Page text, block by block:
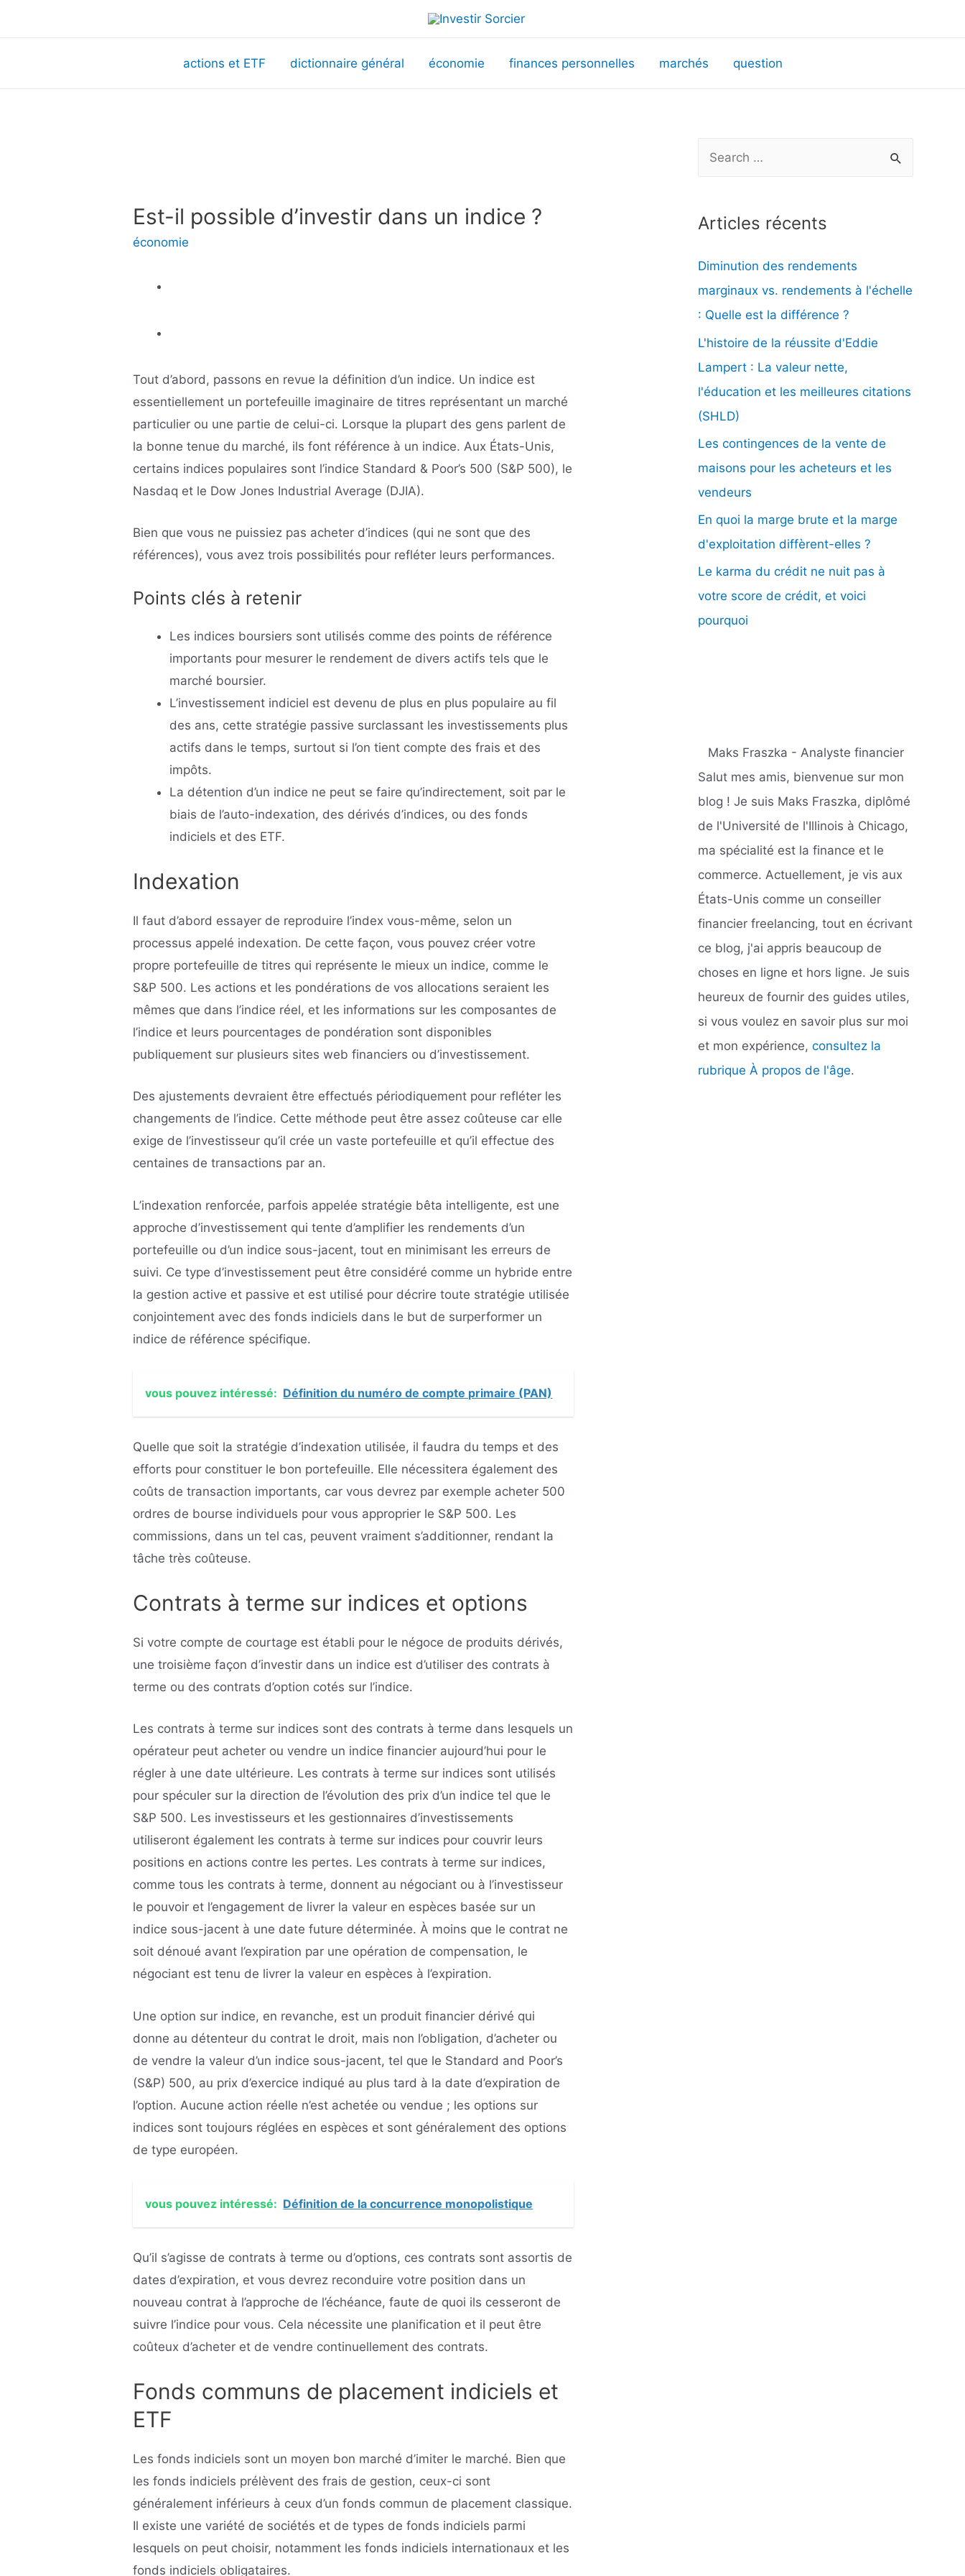
actions et ETF dictionnaire général économie finances personnelles marchés question
Est-il possible d’investir dans un indice ?
économie
Tout d’abord, passons en revue la définition d’un indice. Un indice est
essentiellement un portefeuille imaginaire de titres représentant un marché
particulier ou une partie de celui-ci. Lorsque la plupart des gens parlent de
la bonne tenue du marché, ils font référence à un indice. Aux États-Unis,
certains indices populaires sont l’indice Standard & Poor’s 500 (S&P 500), le
Nasdaq et le Dow Jones Industrial Average (DJIA).
Bien que vous ne puissiez pas acheter d’indices (qui ne sont que des
références), vous avez trois possibilités pour refléter leurs performances.
Points clés à retenir
Les indices boursiers sont utilisés comme des points de référence
importants pour mesurer le rendement de divers actifs tels que le
marché boursier.
L’investissement indiciel est devenu de plus en plus populaire au fil
des ans, cette stratégie passive surclassant les investissements plus
actifs dans le temps, surtout si l’on tient compte des frais et des
impôts.
La détention d’un indice ne peut se faire qu’indirectement, soit par le
biais de l’auto-indexation, des dérivés d’indices, ou des fonds
indiciels et des ETF.
Indexation
Il faut d’abord essayer de reproduire l’index vous-même, selon un
processus appelé indexation. De cette façon, vous pouvez créer votre
propre portefeuille de titres qui représente le mieux un indice, comme le
S&P 500. Les actions et les pondérations de vos allocations seraient les
mêmes que dans l’indice réel, et les informations sur les composantes de
l’indice et leurs pourcentages de pondération sont disponibles
publiquement sur plusieurs sites web financiers ou d’investissement.
Des ajustements devraient être effectués périodiquement pour refléter les
changements de l’indice. Cette méthode peut être assez coûteuse car elle
exige de l’investisseur qu’il crée un vaste portefeuille et qu’il effectue des
centaines de transactions par an.
L’indexation renforcée, parfois appelée stratégie bêta intelligente, est une
approche d’investissement qui tente d’amplifier les rendements d’un
portefeuille ou d’un indice sous-jacent, tout en minimisant les erreurs de
suivi. Ce type d’investissement peut être considéré comme un hybride entre
la gestion active et passive et est utilisé pour décrire toute stratégie utilisée
conjointement avec des fonds indiciels dans le but de surperformer un
indice de référence spécifique.
vous pouvez intéressé: Définition du numéro de compte primaire (PAN)
Quelle que soit la stratégie d’indexation utilisée, il faudra du temps et des
efforts pour constituer le bon portefeuille. Elle nécessitera également des
coûts de transaction importants, car vous devrez par exemple acheter 500
ordres de bourse individuels pour vous approprier le S&P 500. Les
commissions, dans un tel cas, peuvent vraiment s’additionner, rendant la
tâche très coûteuse.
Contrats à terme sur indices et options
Si votre compte de courtage est établi pour le négoce de produits dérivés,
une troisième façon d’investir dans un indice est d’utiliser des contrats à
terme ou des contrats d’option cotés sur l’indice.
Les contrats à terme sur indices sont des contrats à terme dans lesquels un
opérateur peut acheter ou vendre un indice financier aujourd’hui pour le
régler à une date ultérieure. Les contrats à terme sur indices sont utilisés
pour spéculer sur la direction de l’évolution des prix d’un indice tel que le
S&P 500. Les investisseurs et les gestionnaires d’investissements
utiliseront également les contrats à terme sur indices pour couvrir leurs
positions en actions contre les pertes. Les contrats à terme sur indices,
comme tous les contrats à terme, donnent au négociant ou à l’investisseur
le pouvoir et l’engagement de livrer la valeur en espèces basée sur un
indice sous-jacent à une date future déterminée. À moins que le contrat ne
soit dénoué avant l’expiration par une opération de compensation, le
négociant est tenu de livrer la valeur en espèces à l’expiration.
Une option sur indice, en revanche, est un produit financier dérivé qui
donne au détenteur du contrat le droit, mais non l’obligation, d’acheter ou
de vendre la valeur d’un indice sous-jacent, tel que le Standard and Poor’s
(S&P) 500, au prix d’exercice indiqué au plus tard à la date d’expiration de
l’option. Aucune action réelle n’est achetée ou vendue ; les options sur
indices sont toujours réglées en espèces et sont généralement des options
de type européen.
vous pouvez intéressé: Définition de la concurrence monopolistique
Qu’il s’agisse de contrats à terme ou d’options, ces contrats sont assortis de
dates d’expiration, et vous devrez reconduire votre position dans un
nouveau contrat à l’approche de l’échéance, faute de quoi ils cesseront de
suivre l’indice pour vous. Cela nécessite une planification et il peut être
coûteux d’acheter et de vendre continuellement des contrats.
Fonds communs de placement indiciels et
ETF
Les fonds indiciels sont un moyen bon marché d’imiter le marché. Bien que
les fonds indiciels prélèvent des frais de gestion, ceux-ci sont
généralement inférieurs à ceux d’un fonds commun de placement classique.
Il existe une variété de sociétés et de types de fonds indiciels parmi
lesquels on peut choisir, notamment les fonds indiciels internationaux et les
fonds indiciels obligataires.
h
r
c
h
e
r
:
Articles récents
Diminution des rendements
marginaux vs. rendements à l'échelle
: Quelle est la différence ?
L'histoire de la réussite d'Eddie
Lampert : La valeur nette,
l'éducation et les meilleures citations
(SHLD)
Les contingences de la vente de
maisons pour les acheteurs et les
vendeurs
En quoi la marge brute et la marge
d'exploitation diffèrent-elles ?
Le karma du crédit ne nuit pas à
votre score de crédit, et voici
pourquoi
Maks Fraszka - Analyste financier
Salut mes amis, bienvenue sur mon
blog ! Je suis Maks Fraszka, diplômé
de l'Université de l'Illinois à Chicago,
ma spécialité est la finance et le
commerce. Actuellement, je vis aux
États-Unis comme un conseiller
financier freelancing, tout en écrivant
ce blog, j'ai appris beaucoup de
choses en ligne et hors ligne. Je suis
heureux de fournir des guides utiles,
si vous voulez en savoir plus sur moi
et mon expérience, consultez la
rubrique À propos de l'âge.